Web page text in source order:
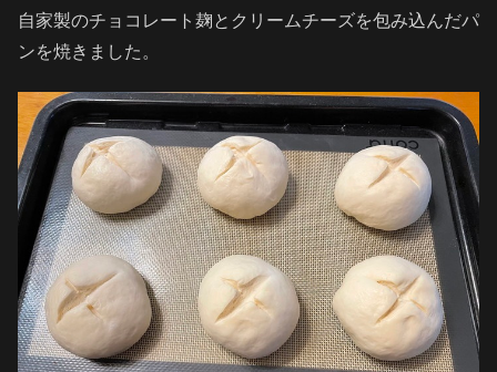
自家製のチョコレート麹とクリームチーズを包み込んだパ
ンを焼きました。